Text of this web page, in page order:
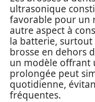
ultrasonique
favorable pour un
autre aspect à
la batterie,
brosse en dehors
un modèle offrant
prolongée peut
quotidienne,
fréquentes.